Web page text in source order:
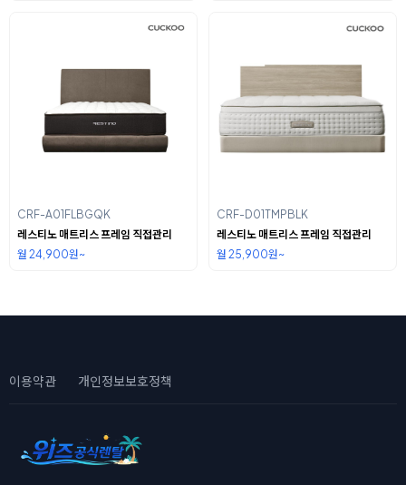
CRF-A01FLBGQK
레스티노 매트리스 프레임 직접관리
월 24,900원~
CRF-D01TMPBLK
레스티노 매트리스 프레임 직접관리
월 25,900원~
이용약관 개인정보보호정책